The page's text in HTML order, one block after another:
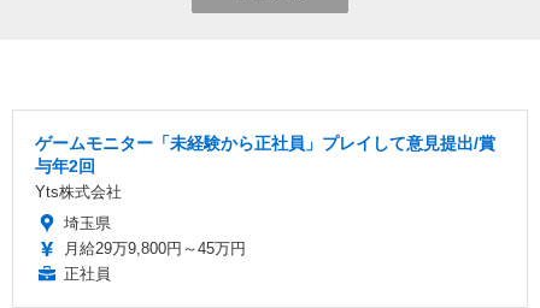
ゲームモニター「未経験から正社員」プレイして意見提出/賞
与年2回
Yts株式会社
埼玉県
月給29万9,800円～45万円
正社員